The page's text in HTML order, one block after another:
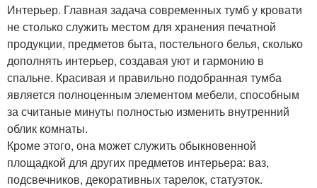
Интерьер. Главная задача современных тумб у кровати
не столько служить местом для хранения печатной
продукции, предметов быта, постельного белья, сколько
дополнять интерьер, создавая уют и гармонию в
спальне. Красивая и правильно подобранная тумба
является полноценным элементом мебели, способным
за считаные минуты полностью изменить внутренний
облик комнаты.
Кроме этого, она может служить обыкновенной
площадкой для других предметов интерьера: ваз,
подсвечников, декоративных тарелок, статуэток.